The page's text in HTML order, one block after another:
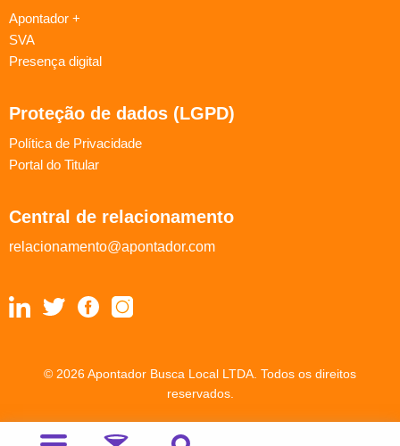
Apontador +
SVA
Presença digital
Proteção de dados (LGPD)
Política de Privacidade
Portal do Titular
Central de relacionamento
relacionamento@apontador.com
© 2026 Apontador Busca Local LTDA. Todos os direitos
reservados.